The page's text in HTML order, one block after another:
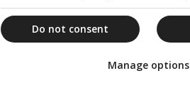
Do not consent
Manage options